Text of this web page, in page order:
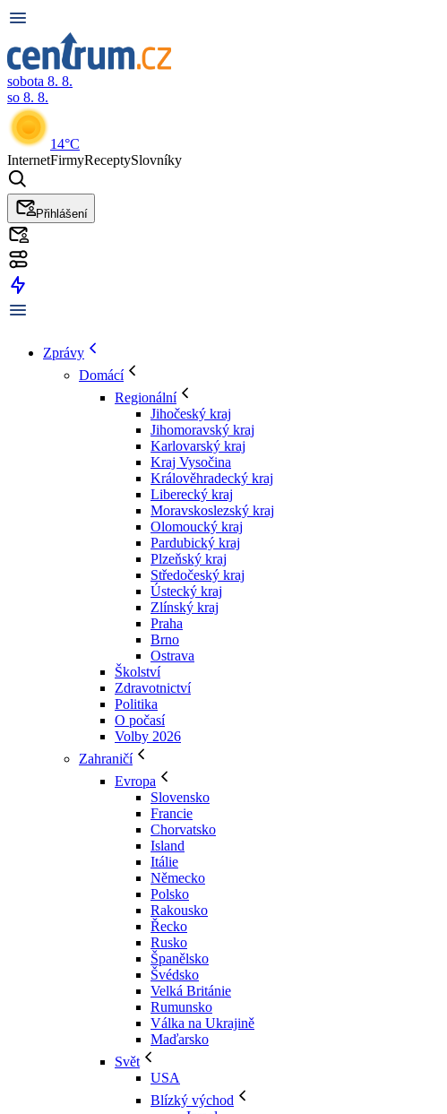
sobota 8. 8.
so 8. 8.
14°C
InternetFirmyReceptySlovníky
Přihlášení
Zprávy
Domácí
Regionální
Jihočeský kraj
Jihomoravský kraj
Karlovarský kraj
Kraj Vysočina
Králověhradecký kraj
Liberecký kraj
Moravskoslezský kraj
Olomoucký kraj
Pardubický kraj
Plzeňský kraj
Středočeský kraj
Ústecký kraj
Zlínský kraj
Praha
Brno
Ostrava
Školství
Zdravotnictví
Politika
O počasí
Volby 2026
Zahraničí
Evropa
Slovensko
Francie
Chorvatsko
Island
Itálie
Německo
Polsko
Rakousko
Řecko
Rusko
Španělsko
Švédsko
Velká Británie
Rumunsko
Válka na Ukrajině
Maďarsko
Svět
USA
Blízký východ